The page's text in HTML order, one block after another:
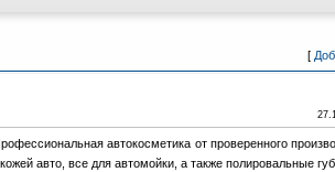
[
автокосметика от проверенного
авто, все для автомойки, а также полировальные